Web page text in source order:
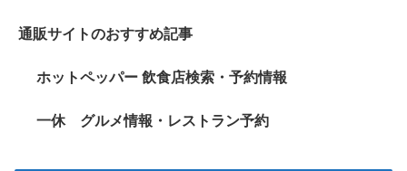
通販サイトのおすすめ記事
ホットペッパー 飲食店検索・予約情報
一休 グルメ情報・レストラン予約